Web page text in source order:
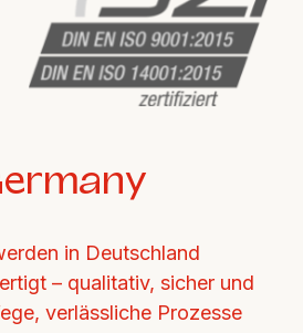
in Deutschland
– qualitativ, sicher und
verlässliche Prozesse